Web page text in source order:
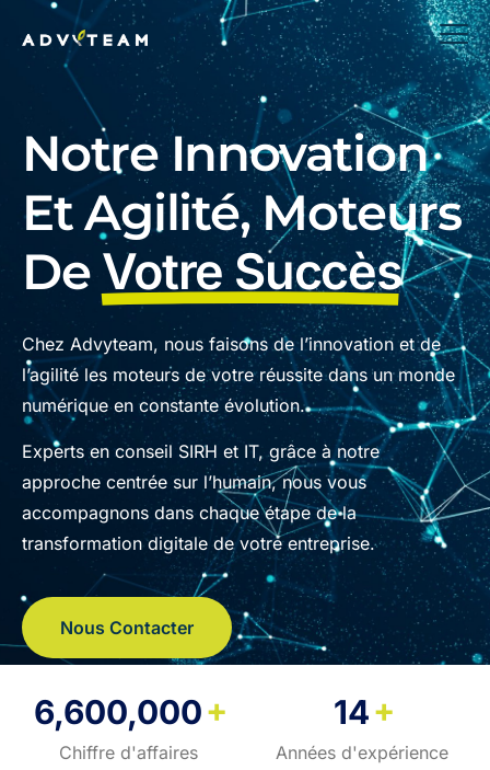
Notre Innovation
Et Agilité, Moteurs
De Votre Succès
Chez Advyteam, nous faisons de l’innovation et de
l’agilité les moteurs de votre réussite dans un monde
numérique en constante évolution.
Experts en conseil SIRH et IT, grâce à notre
approche centrée sur l’humain, nous vous
accompagnons dans chaque étape de la
transformation digitale de votre entreprise.
Nous Contacter
6,600,000+
Chiffre d'affaires
14+
Années d'expérience